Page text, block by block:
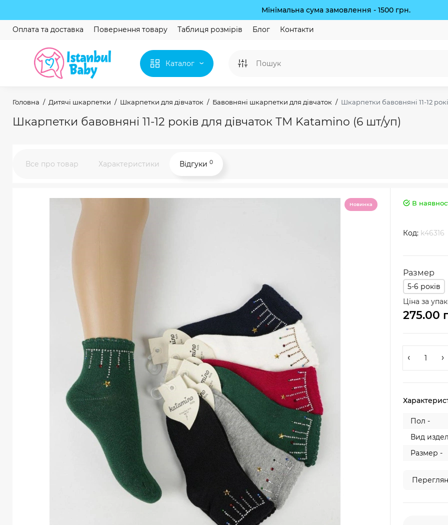
Мінімальна сума замовлення - 1500 грн.
Оплата та доставка Повернення товару Таблиця розмірів Блог Контакти
Каталог
Головна Дитячі шкарпетки Шкарпетки для дівчаток Бавовняні шкарпетки для дівчаток Шкарпетки бавовняні 11-12
Шкарпетки бавовняні 11-12 років для дівчаток ТМ Katamino (6 шт/уп)
Все про товар Характеристики Відгуки 0
Новинка В
Код: k46316
Размер
5-6 років
Ціна за
275.00
Пол -
Вид
Размер -